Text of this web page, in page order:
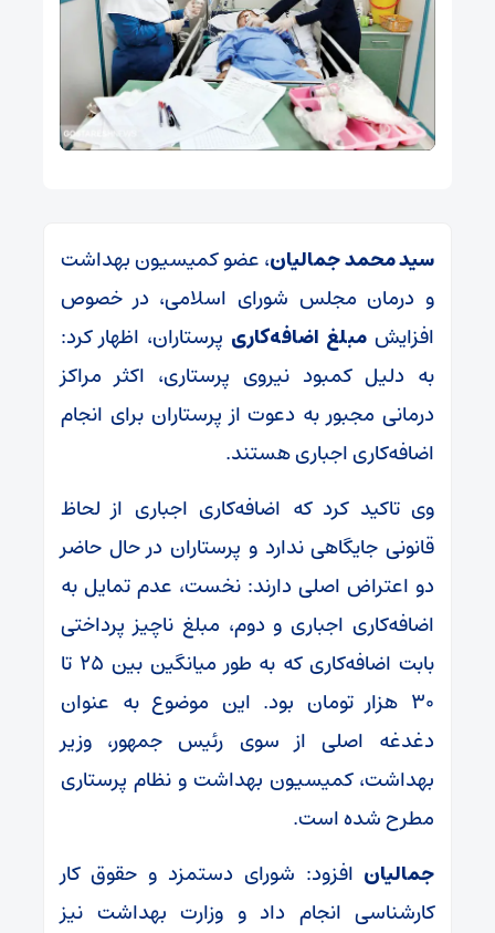
سید محمد جمالیان، عضو کمیسیون بهداشت
و درمان مجلس شورای اسلامی، در خصوص
افزایشمبلغ اضافه‌کاری پرستاران، اظهار کرد:
به دلیل کمبود نیروی پرستاری، اکثر مراکز
درمانی مجبور به دعوت از پرستاران برای انجام
اضافه‌کاری اجباری هستند.
وی تاکید کرد که اضافه‌کاری اجباری از لحاظ
قانونی جایگاهی ندارد و پرستاران در حال حاضر
دو اعتراض اصلی دارند: نخست، عدم تمایل به
اضافه‌کاری اجباری و دوم، مبلغ ناچیز پرداختی
بابت اضافه‌کاری که به طور میانگین بین ۲۵ تا
۳۰ هزار تومان بود. این موضوع به عنوان
دغدغه اصلی از سوی رئیس‌ جمهور، وزیر
بهداشت، کمیسیون بهداشت و نظام پرستاری
مطرح شده است.
جمالیان افزود: شورای دستمزد و حقوق کار
کارشناسی انجام داد و وزارت بهداشت نیز